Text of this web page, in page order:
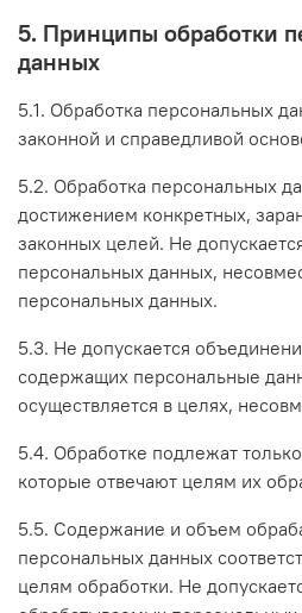
5. Принципы обработки
данных
5.1. Обработка персональных
законной и справедливой
5.2. Обработка персональных
достижением конкретных,
законных целей. Не
персональных данных,
персональных данных.
5.3. Не допускается
содержащих персональные
осуществляется в целях,
5.4. Обработке подлежат
которые отвечают целям их
5.5. Содержание и объем
персональных данных
целям обработки. Не